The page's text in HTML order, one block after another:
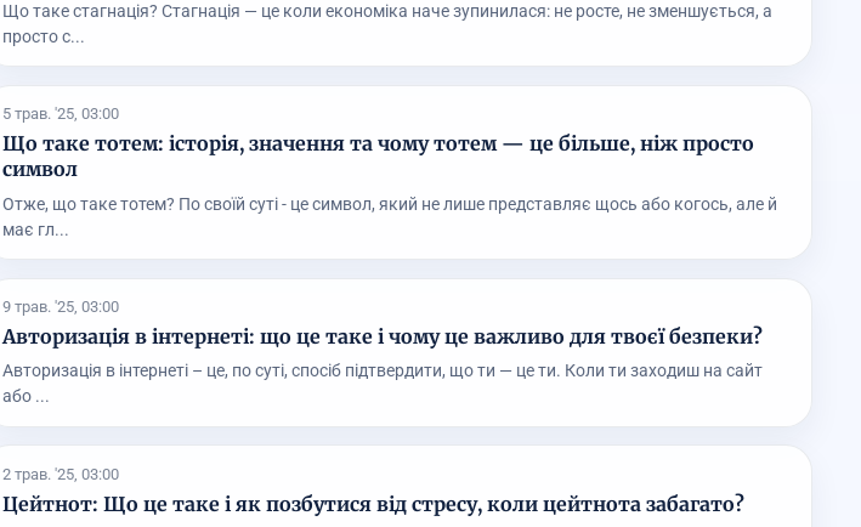
Що таке стагнація? Стагнація — це коли економіка наче зупинилася: не росте, не зменшується, а
просто с...
5 трав. '25, 03:00
Що таке тотем: історія, значення та чому тотем — це більше, ніж просто
символ
Отже, що таке тотем? По своїй суті - це символ, який не лише представляє щось або когось, але й
має гл...
9 трав. '25, 03:00
Авторизація в інтернеті: що це таке і чому це важливо для твоєї безпеки?
Авторизація в інтернеті – це, по суті, спосіб підтвердити, що ти — це ти. Коли ти заходиш на сайт
або ...
2 трав. '25, 03:00
Цейтнот: Що це таке і як позбутися від стресу, коли цейтнота забагато?